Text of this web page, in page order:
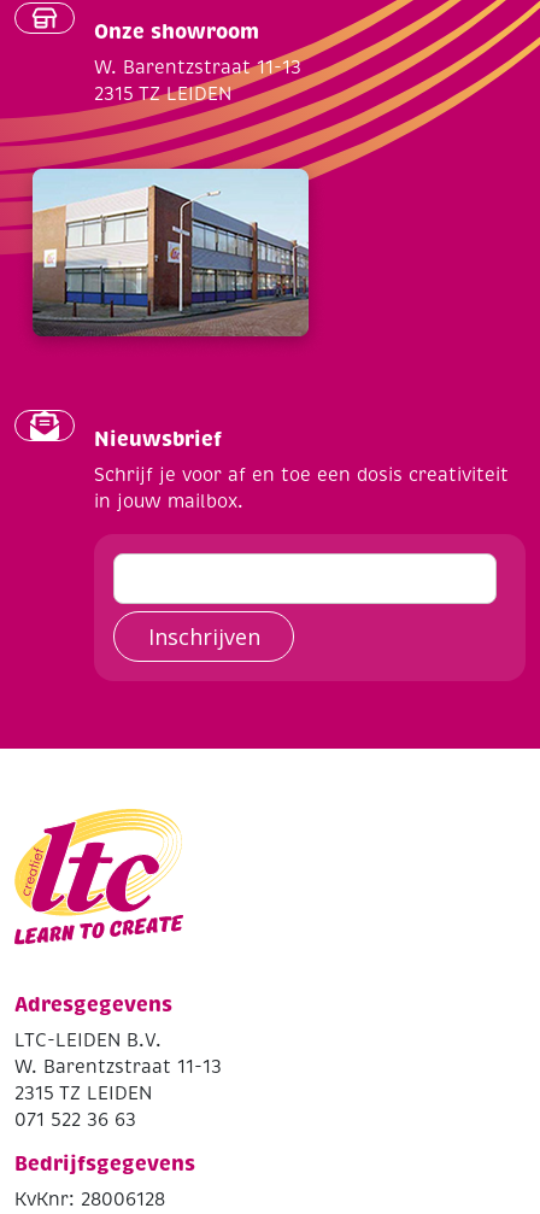
Onze showroom
W. Barentzstraat 11-13
2315 TZ LEIDEN
Nieuwsbrief
Schrijf je voor af en toe een dosis creativiteit
in jouw mailbox.
Inschrijven
Adresgegevens
LTC-LEIDEN B.V.
W. Barentzstraat 11-13
2315 TZ LEIDEN
071 522 36 63
Bedrijfsgegevens
KvKnr: 28006128